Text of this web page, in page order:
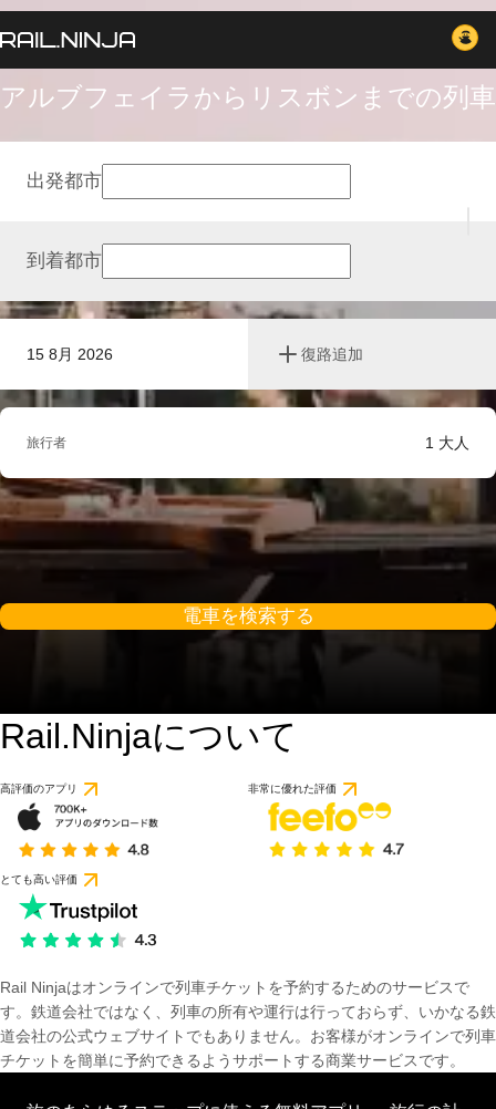
アルブフェイラからリスボンまでの列車
15 8月 2026 復路追加
出発都市
到着都市
旅行者 1 大人
電車を検索する
Rail.Ninjaについて
高評価のアプリ 非常に優れた評価
とても高い評価
Rail Ninjaはオンラインで列車チケットを予約するためのサービスで
す。鉄道会社ではなく、列車の所有や運行は行っておらず、いかなる鉄
道会社の公式ウェブサイトでもありません。お客様がオンラインで列車
チケットを簡単に予約できるようサポートする商業サービスです。